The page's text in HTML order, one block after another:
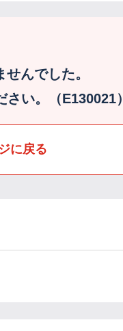
んでした。
い。（E130021）
に戻る